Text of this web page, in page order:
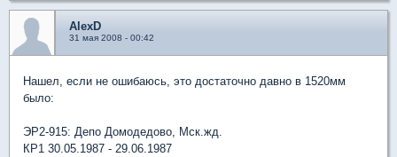
AlexD
31 мая 2008 - 00:42
Нашел, если не ошибаюсь, это достаточно давно в 1520мм
было:
ЭР2-915: Депо Домодедово, Мск.жд.
КР1 30.05.1987 - 29.06.1987